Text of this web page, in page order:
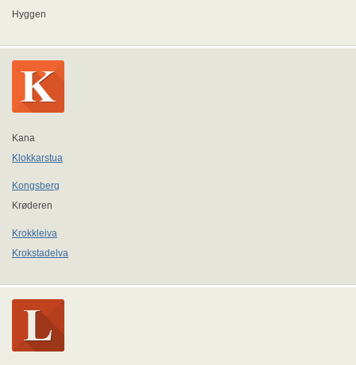
Hyggen
Kana
Klokkarstua
Kongsberg
Krøderen
Krokkleiva
Krokstadelva